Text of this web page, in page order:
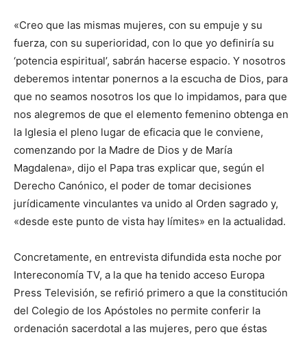
«Creo que las mismas mujeres, con su empuje y su
fuerza, con su superioridad, con lo que yo definiría su
‘potencia espiritual’, sabrán hacerse espacio. Y nosotros
deberemos intentar ponernos a la escucha de Dios, para
que no seamos nosotros los que lo impidamos, para que
nos alegremos de que el elemento femenino obtenga en
la Iglesia el pleno lugar de eficacia que le conviene,
comenzando por la Madre de Dios y de María
Magdalena», dijo el Papa tras explicar que, según el
Derecho Canónico, el poder de tomar decisiones
jurídicamente vinculantes va unido al Orden sagrado y,
«desde este punto de vista hay límites» en la actualidad.
Concretamente, en entrevista difundida esta noche por
Intereconomía TV, a la que ha tenido acceso Europa
Press Televisión, se refirió primero a que la constitución
del Colegio de los Apóstoles no permite conferir la
ordenación sacerdotal a las mujeres, pero que éstas